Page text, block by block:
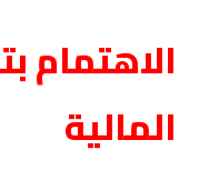
الاهتمام
المالية